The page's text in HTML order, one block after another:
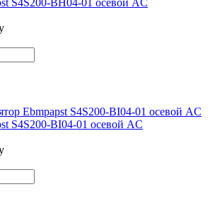
S4S200-BH04-01 осевой AC
S4S200-BI04-01 осевой AC